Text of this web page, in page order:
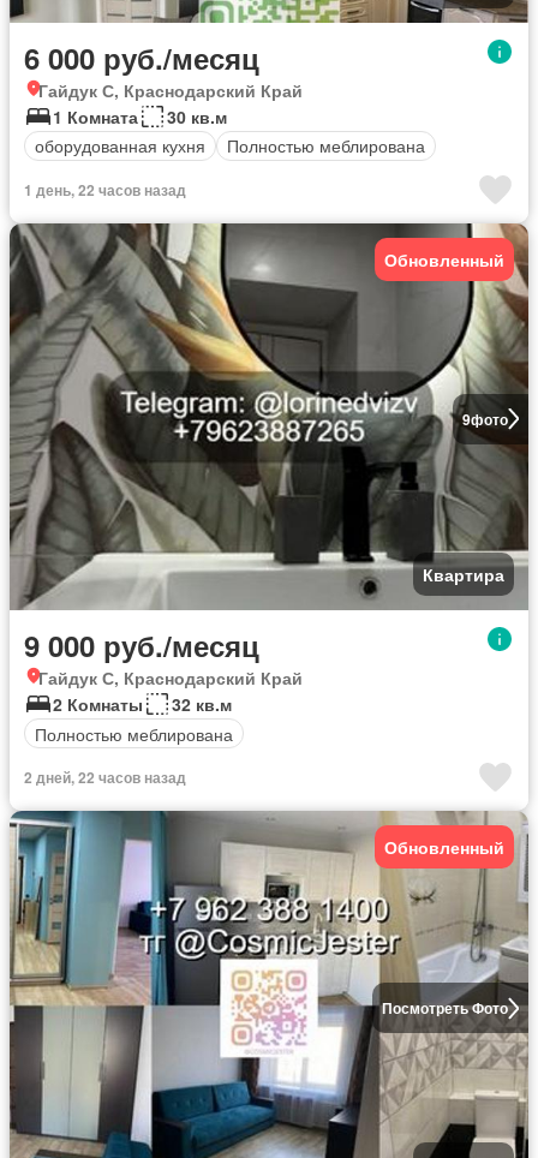
6 000 руб./месяц
Гайдук С, Краснодарский Край
1 Комната
30 кв.м
оборудованная кухня
Полностью меблирована
1 день, 22 часов назад
9фото
Обновленный
Квартира
9 000 руб./месяц
Гайдук С, Краснодарский Край
2 Комнаты
32 кв.м
Полностью меблирована
2 дней, 22 часов назад
Посмотреть Фото
Обновленный